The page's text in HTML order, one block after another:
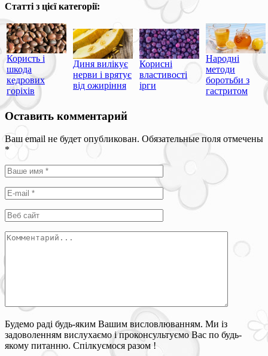
Статті з цієї категорії:
Користь і
шкода
кедрових
горіхів
Диня вилікує
нерви і врятує
від ожиріння
Корисні
властивості
ірги
Народні
методи
боротьби з
гастритом
Оставить комментарий
Ваш email не будет опубликован. Обязательные поля отмечены
*
Будемо раді будь-яким Вашим висловлюванням. Ми із
задоволенням вислухаємо і проконсультуємо Вас по будь-
якому питанню. Спілкуємося разом !